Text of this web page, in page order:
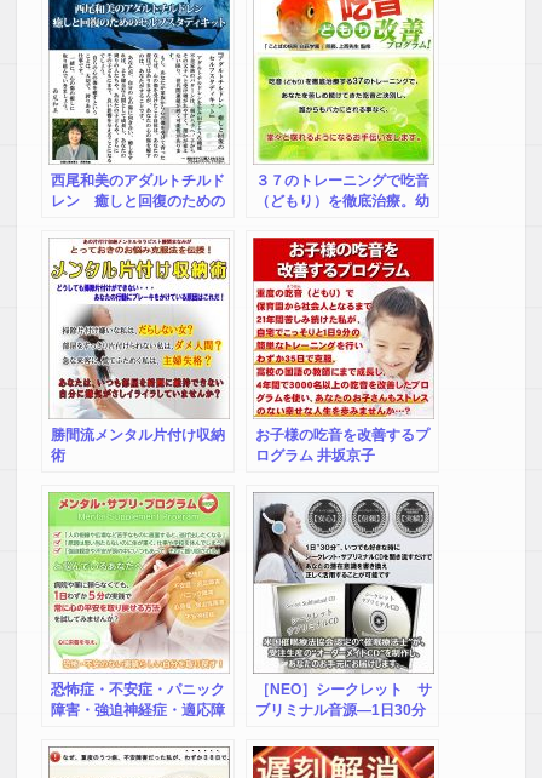
西尾和美のアダルトチルド
レン 癒しと回復のための
３７のトレーニングで吃音
（どもり）を徹底治療。幼
改善をお手伝いします
勝間流メンタル片付け収納
術
お子様の吃音を改善するプ
ログラム 井坂京子
恐怖症・不安症・パニック
障害・強迫神経症・適応障
調を改善！メンタルサプリ
［NEO］シークレット サ
ブリミナル音源―1日30分
書き換え、最短で自分の望
みを叶える。フルオーダー